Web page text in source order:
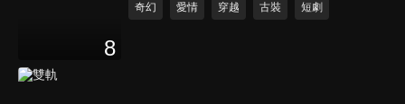
8
奇幻
愛情 穿越 古裝 短劇